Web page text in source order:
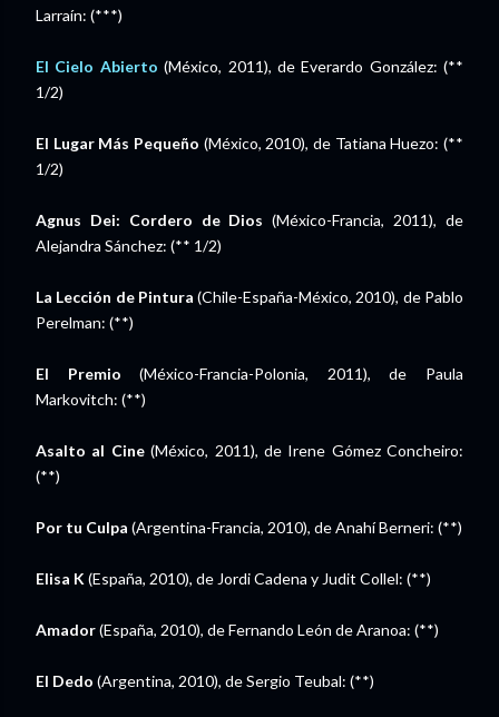
Larraín: (***)
El Cielo Abierto (México, 2011), de Everardo González: (**
1/2)
El Lugar Más Pequeño (México, 2010), de Tatiana Huezo: (**
1/2)
Agnus Dei: Cordero de Dios (México-Francia, 2011), de
Alejandra Sánchez: (** 1/2)
La Lección de Pintura (Chile-España-México, 2010), de Pablo
Perelman: (**)
El Premio (México-Francia-Polonia, 2011), de Paula
Markovitch: (**)
Asalto al Cine(México, 2011), de Irene Gómez Concheiro:
(**)
Por tu Culpa (Argentina-Francia, 2010), de Anahí Berneri: (**)
Elisa K (España, 2010), de Jordi Cadena y Judit Collel: (**)
Amador(España, 2010), de Fernando León de Aranoa: (**)
El Dedo (Argentina, 2010), de Sergio Teubal: (**)